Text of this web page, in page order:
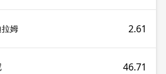
姆 2.61
46.71